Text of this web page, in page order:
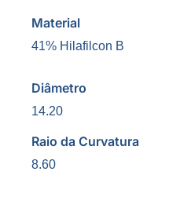
Material
41% Hilafilcon B
Diâmetro
14.20
Raio da Curvatura
8.60